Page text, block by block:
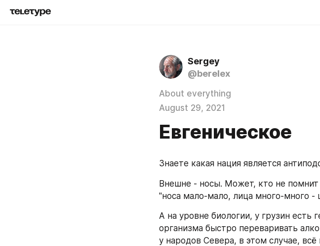
Sergey
@berelex
About everything
August 29, 2021
Евгеническое
Знаете какая нация является
Внешне - носы. Может, кто не помнит
"носа мало-мало, лица много-много -
А на уровне биологии, у грузин есть
организма быстро переваривать
у народов Севера, в этом случае, всё